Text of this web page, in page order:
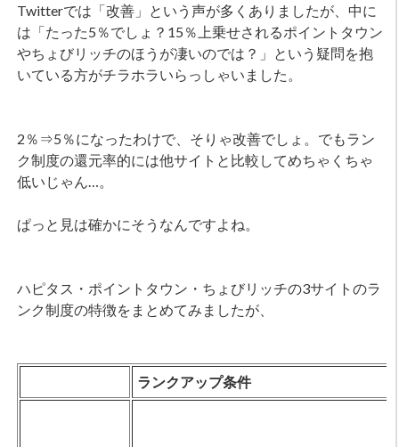
Twitterでは「改善」という声が多くありましたが、中に
は「たった5％でしょ？15％上乗せされるポイントタウン
やちょびリッチのほうが凄いのでは？」という疑問を抱
いている方がチラホラいらっしゃいました。
2％⇒5％になったわけで、そりゃ改善でしょ。でもラン
ク制度の還元率的には他サイトと比較してめちゃくちゃ
低いじゃん…。
ぱっと見は確かにそうなんですよね。
ハピタス・ポイントタウン・ちょびリッチの3サイトのラ
ンク制度の特徴をまとめてみましたが、
ランクアップ条件